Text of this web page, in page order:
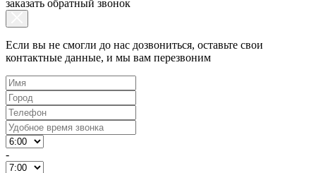
заказать обратный звонок
Если вы не смогли до нас дозвониться, оставьте свои
контактные данные, и мы вам перезвоним
-